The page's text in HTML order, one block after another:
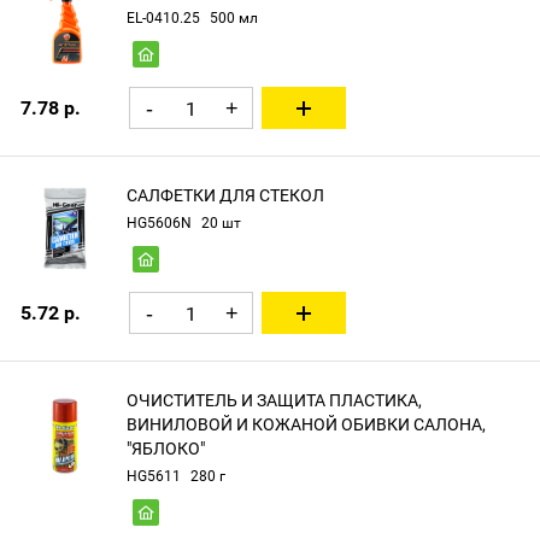
EL-0410.25 500 мл
7.78 р. - +
САЛФЕТКИ ДЛЯ СТЕКОЛ
HG5606N 20 шт
5.72 р. - +
ОЧИСТИТЕЛЬ И ЗАЩИТА ПЛАСТИКА,
ВИНИЛОВОЙ И КОЖАНОЙ ОБИВКИ САЛОНА,
"ЯБЛОКО"
HG5611 280 г